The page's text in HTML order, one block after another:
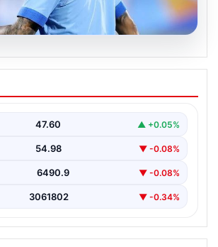
sonrası Neymar’ın
Tribünlerin coşkusu ve sahadaki
47.60 ▲ +0.05%
54.98 ▼ -0.08%
6490.9 ▼ -0.08%
3061802 ▼ -0.34%